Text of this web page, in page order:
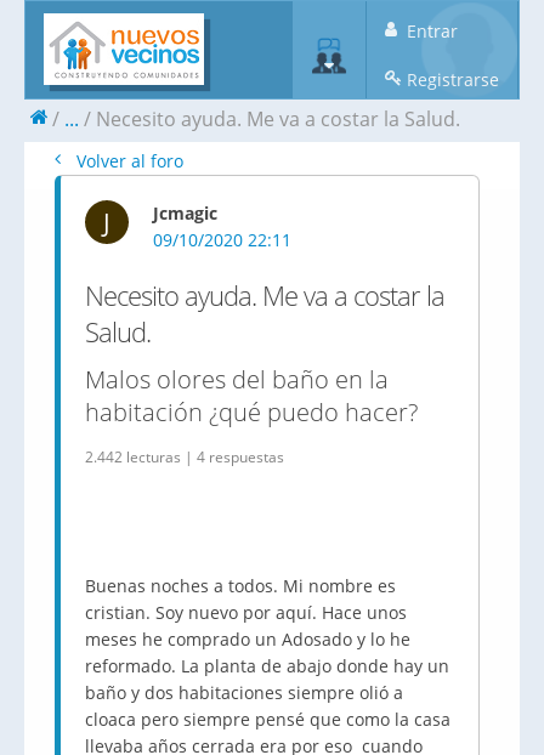
Entrar
Registrarse
... Necesito ayuda. Me va a costar la Salud.
Volver al foro
J
Jcmagic
09/10/2020 22:11
Necesito ayuda. Me va a costar la
Salud.
Malos olores del baño en la
habitación ¿qué puedo hacer?
2.442 lecturas | 4 respuestas
Buenas noches a todos. Mi nombre es
cristian. Soy nuevo por aquí. Hace unos
meses he comprado un Adosado y lo he
reformado. La planta de abajo donde hay un
baño y dos habitaciones siempre olió a
cloaca pero siempre pensé que como la casa
llevaba años cerrada era por eso cuando